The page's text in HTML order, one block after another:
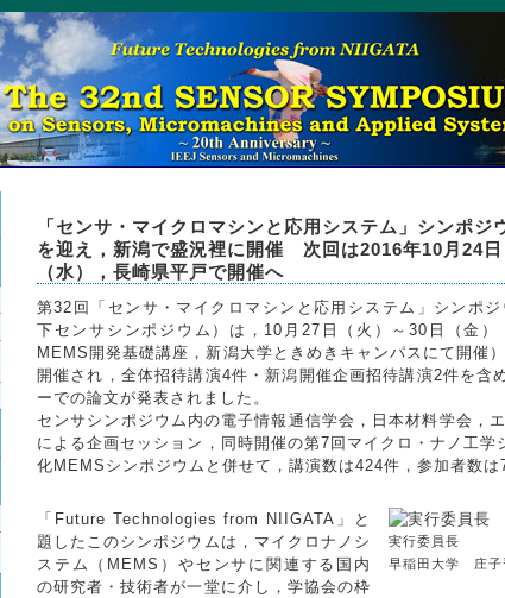
「センサ・マイクロマシンと応用システム」シンポジ
を迎え，新潟で盛況裡に開催 次回は2016年10月24日
（水），長崎県平戸で開催へ
第32回「センサ・マイクロマシンと応用システム」シンポジ
下センサシンポジウム）は，10月27日（火）～30日（金）
MEMS開発基礎講座，新潟大学ときめきキャンパスにて開催
開催され，全体招待講演4件・新潟開催企画招待講演2件を含
ーでの論文が発表されました。
センサシンポジウム内の電子情報通信学会，日本材料学会，
による企画セッション，同時開催の第7回マイクロ・ナノ工学
化MEMSシンポジウムと併せて，講演数は424件，参加者数は
実行委員長
早稲田大学 庄子
「Future Technologies from NIIGATA」と
題したこのシンポジウムは，マイクロナノシ
ステム（MEMS）やセンサに関連する国内
の研究者・技術者が一堂に介し，学協会の枠